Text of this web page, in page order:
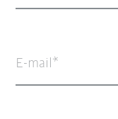
E-mail